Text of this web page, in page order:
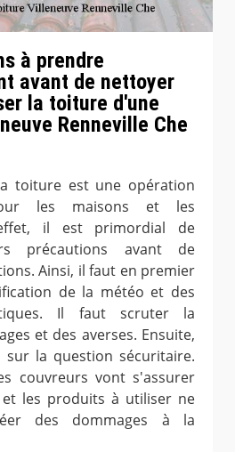
à prendre
avant de nettoyer
la toiture d'une
Renneville Che
toiture est une opération
les maisons et les
il est primordial de
précautions avant de
Ainsi, il faut en premier
de la météo et des
Il faut scruter la
et des averses. Ensuite,
la question sécuritaire.
couvreurs vont s'assurer
les produits à utiliser ne
des dommages à la